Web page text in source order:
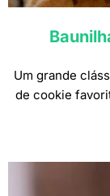
Um grande
de cookie